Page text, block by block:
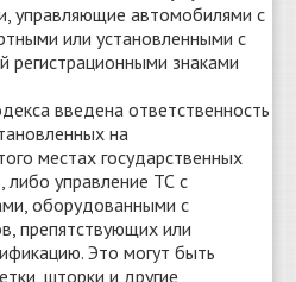
управляющие автомобилями с
или установленными с
регистрационными знаками
введена ответственность
на
местах государственных
либо управление ТС с
оборудованными с
препятствующих или
Это могут быть
шторки и другие